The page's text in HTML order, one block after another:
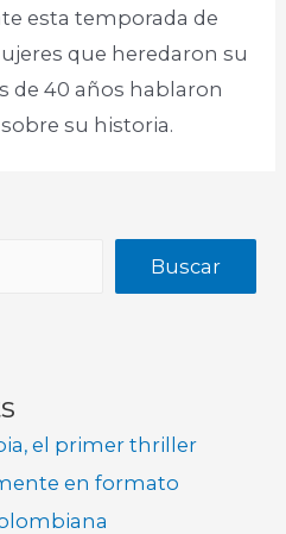
esta temporada de
que heredaron su
de 40 años hablaron
su historia.
Buscar
el primer thriller
en formato